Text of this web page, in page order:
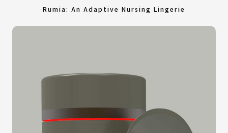
Rumia: An Adaptive Nursing Lingerie